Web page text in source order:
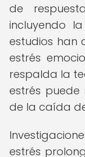
de
incluyendo
estudios han
estrés
respalda la
estrés
de la caída
estrés